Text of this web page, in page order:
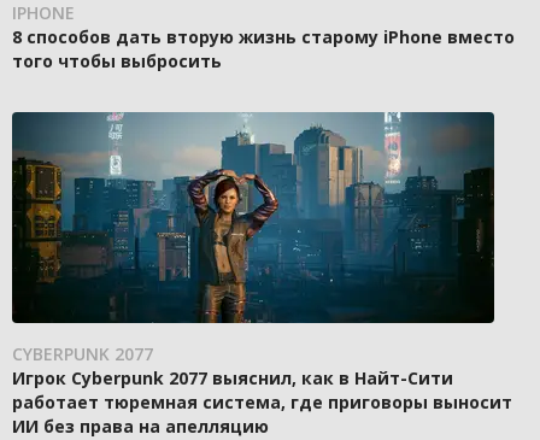
IPHONE
8 способов дать вторую жизнь старому iPhone вместо
того чтобы выбросить
CYBERPUNK 2077
Игрок Cyberpunk 2077 выяснил, как в Найт-Сити
работает тюремная система, где приговоры выносит
ИИ без права на апелляцию